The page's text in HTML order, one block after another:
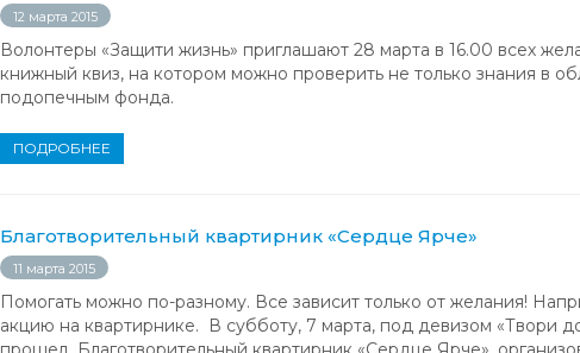
12 марта 2015
Волонтеры «Защити жизнь» приглашают 28 марта в 16.00 всех
книжный квиз, на котором можно проверить не только знания в
подопечным фонда.
ПОДРОБНЕЕ
Благотворительный квартирник «Сердце Ярче»
11 марта 2015
Помогать можно по-разному. Все зависит только от желания!
акцию на квартирнике. В субботу, 7 марта, под девизом «Твори